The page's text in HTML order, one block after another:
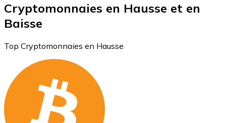
Cryptomonnaies en Hausse et en
Baisse
Top Cryptomonnaies en Hausse